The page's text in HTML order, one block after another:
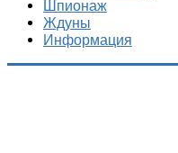
Шпионаж
Ждуны
Информация